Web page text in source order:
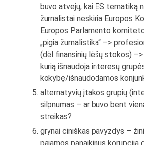
buvo atvejų, kai ES tematiką
žurnalistai neskiria Europos
Europos Parlamento
„pigia žurnalistika“ –>
(dėl finansinių lėšų stokos)
kurią išnaudoja interesų
kokybę/išnaudodamos
alternatyvių įtakos grupių
silpnumas – ar buvo bent
streikas?
grynai ciniškas pavyzdys –
pajamos panaikinus korupciją